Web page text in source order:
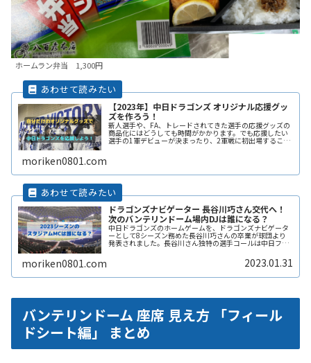
ホームラン弁当 1,300円
【2023年】中日ドラゴンズ オリジナル応援グッ
ズを作ろう！
新人選手や、FA、トレードされてきた選手の応援グッズの
商品化にはどうしても時間がかかります。でも応援したい
選手の1軍デビューが決まったり、2軍戦に初出場すること
になったら、早く球場で応援したいですよね。ここではオ
moriken0801.com
ドラゴンズナビゲーター 長谷川巧さん交代へ！
次のバンテリンドーム場内DJは誰になる？
中日ドラゴンズのホームゲームを、ドラゴンズナビゲータ
ーとして8シーズン務めた長谷川巧さんの卒業が球団より
発表されました。長谷川さん独特の選手コールは中日ファ
た。ここでは長谷川さん交代を惜しむReadMore...
moriken0801.com 2023.01.31
バンテリンドーム 座席 見え方 「フィール
ドシート編」 まとめ